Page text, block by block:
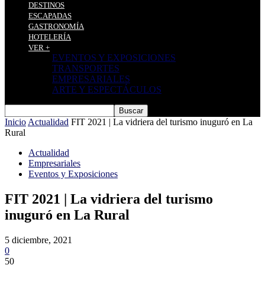
DESTINOS
ESCAPADAS
GASTRONOMÍA
HOTELERÍA
VER +
EVENTOS Y EXPOSICIONES
TRANSPORTES
EMPRESARIALES
ARTE Y ESPECTÁCULOS
Inicio Actualidad FIT 2021 | La vidriera del turismo inuguró en La
Rural
Actualidad
Empresariales
Eventos y Exposiciones
FIT 2021 | La vidriera del turismo
inuguró en La Rural
5 diciembre, 2021
0
50